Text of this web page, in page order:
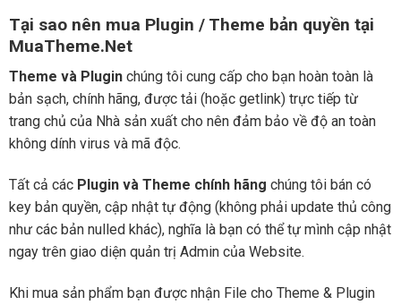
Tại sao nên mua Plugin / Theme bản quyền tại
MuaTheme.Net
Theme và Plugin chúng tôi cung cấp cho bạn hoàn toàn là
bản sạch, chính hãng, được tải (hoặc getlink) trực tiếp từ
trang chủ của Nhà sản xuất cho nên đảm bảo về độ an toàn
không dính virus và mã độc.
Tất cả các Plugin và Theme chính hãng chúng tôi bán có
key bản quyền, cập nhật tự động (không phải update thủ công
như các bản nulled khác), nghĩa là bạn có thể tự mình cập nhật
ngay trên giao diện quản trị Admin của Website.
Khi mua sản phẩm bạn được nhận File cho Theme & Plugin